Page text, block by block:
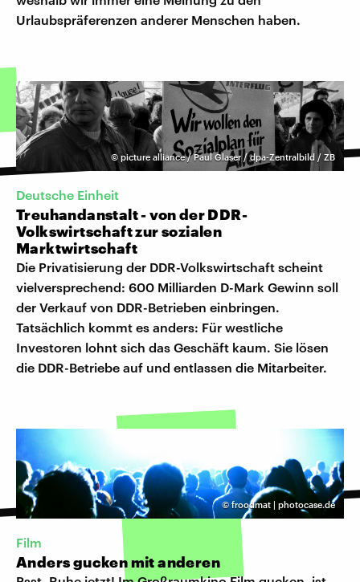
Urlaubspräferenzen anderer Menschen haben.
©picture alliance / Paul Glaser / dpa-Zentralbild / ZB
Deutsche Einheit
Treuhandanstalt - von der DDR-
Volkswirtschaft zur sozialen
Marktwirtschaft
Die Privatisierung der DDR-Volkswirtschaft scheint
vielversprechend: 600 Milliarden D-Mark Gewinn soll
der Verkauf von DDR-Betrieben einbringen.
Tatsächlich kommt es anders: Für westliche
Investoren lohnt sich das Geschäft kaum. Sie lösen
die DDR-Betriebe auf und entlassen die Mitarbeiter.
©froodmat | photocase.de
Film
Anders gucken mit anderen